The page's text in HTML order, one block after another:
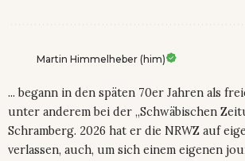
Martin Himmelheber (him)
... begann in den späten 70er Jahren als
unter anderem bei der „Schwäbischen
Schramberg. 2026 hat er die NRWZ auf
verlassen, auch, um sich einem eigenen